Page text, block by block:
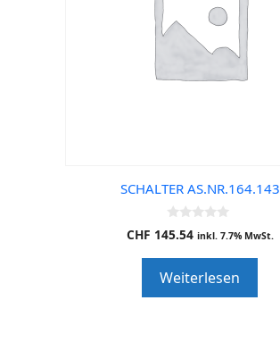
SCHALTER AS.NR.164.143
0
o
o
f
5
CHF 145.54 inkl. 7.7% MwSt.
Weiterlesen